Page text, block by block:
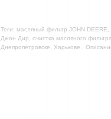
Теги: масляный фильтр JOHN
Джон Дир, очистка масляного
Днепропетровске, Харькове .